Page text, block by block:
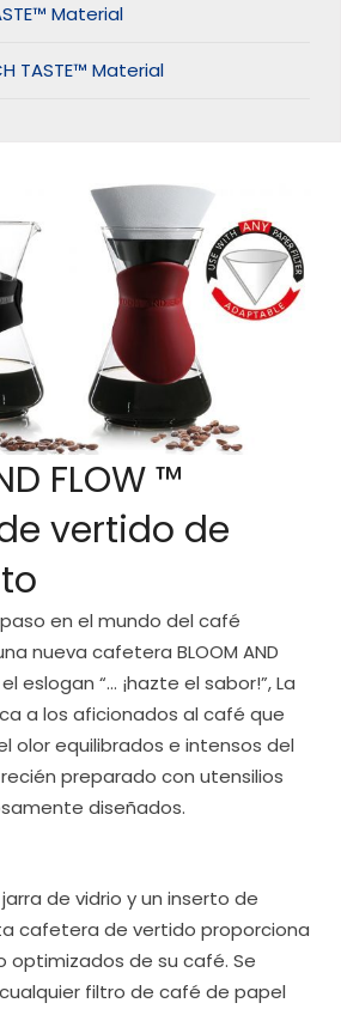
Material
TASTE™ Material
FLOW ™
vertido de
en el mundo del café
nueva cafetera BLOOM AND
eslogan “… ¡hazte el sabor!”, La
a los aficionados al café que
olor equilibrados e intensos del
preparado con utensilios
diseñados.
de vidrio y un inserto de
cafetera de vertido proporciona
optimizados de su café. Se
filtro de café de papel